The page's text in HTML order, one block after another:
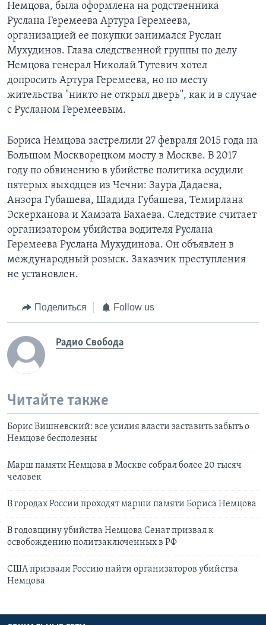
Немцова, была оформлена на родственника
Руслана Геремеева Артура Геремеева,
организацией ее покупки занимался Руслан
Мухудинов. Глава следственной группы по делу
Немцова генерал Николай Тутевич хотел
допросить Артура Геремеева, но по месту
жительства "никто не открыл дверь", как и в случае
с Русланом Геремеевым.
Бориса Немцова застрелили 27 февраля 2015 года на
Большом Москворецком мосту в Москве. В 2017
году по обвинению в убийстве политика осудили
пятерых выходцев из Чечни: Заура Дадаева,
Анзора Губашева, Шадида Губашева, Темирлана
Эскерханова и Хамзата Бахаева. Следствие считает
организатором убийства водителя Руслана
Геремеева Руслана Мухудинова. Он объявлен в
международный розыск. Заказчик преступления
не установлен.
Поделиться Follow us
Радио Свобода
Читайте также
Борис Вишневский: все усилия власти заставить забыть о
Немцове бесполезны
Марш памяти Немцова в Москве собрал более 20 тысяч
человек
В городах России проходят марши памяти Бориса Немцова
В годовщину убийства Немцова Сенат призвал к
освобождению политзаключенных в РФ
США призвали Россию найти организаторов убийства
Немцова